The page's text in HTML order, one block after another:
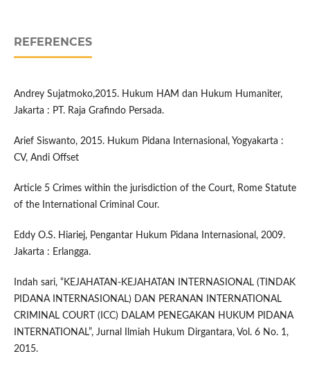
REFERENCES
Andrey Sujatmoko,2015. Hukum HAM dan Hukum Humaniter,
Jakarta : PT. Raja Grafindo Persada.
Arief Siswanto, 2015. Hukum Pidana Internasional, Yogyakarta :
CV, Andi Offset
Article 5 Crimes within the jurisdiction of the Court, Rome Statute
of the International Criminal Cour.
Eddy O.S. Hiariej, Pengantar Hukum Pidana Internasional, 2009.
Jakarta : Erlangga.
Indah sari, “KEJAHATAN-KEJAHATAN INTERNASIONAL (TINDAK
PIDANA INTERNASIONAL) DAN PERANAN INTERNATIONAL
CRIMINAL COURT (ICC) DALAM PENEGAKAN HUKUM PIDANA
INTERNATIONAL”, Jurnal Ilmiah Hukum Dirgantara, Vol. 6 No. 1,
2015.